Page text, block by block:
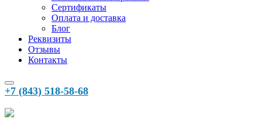
Сертификаты
Оплата и доставка
Блог
Реквизиты
Отзывы
Контакты
+7 (843) 518-58-68